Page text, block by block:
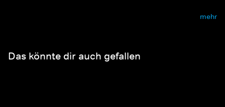
mehr
Das könnte dir auch gefallen